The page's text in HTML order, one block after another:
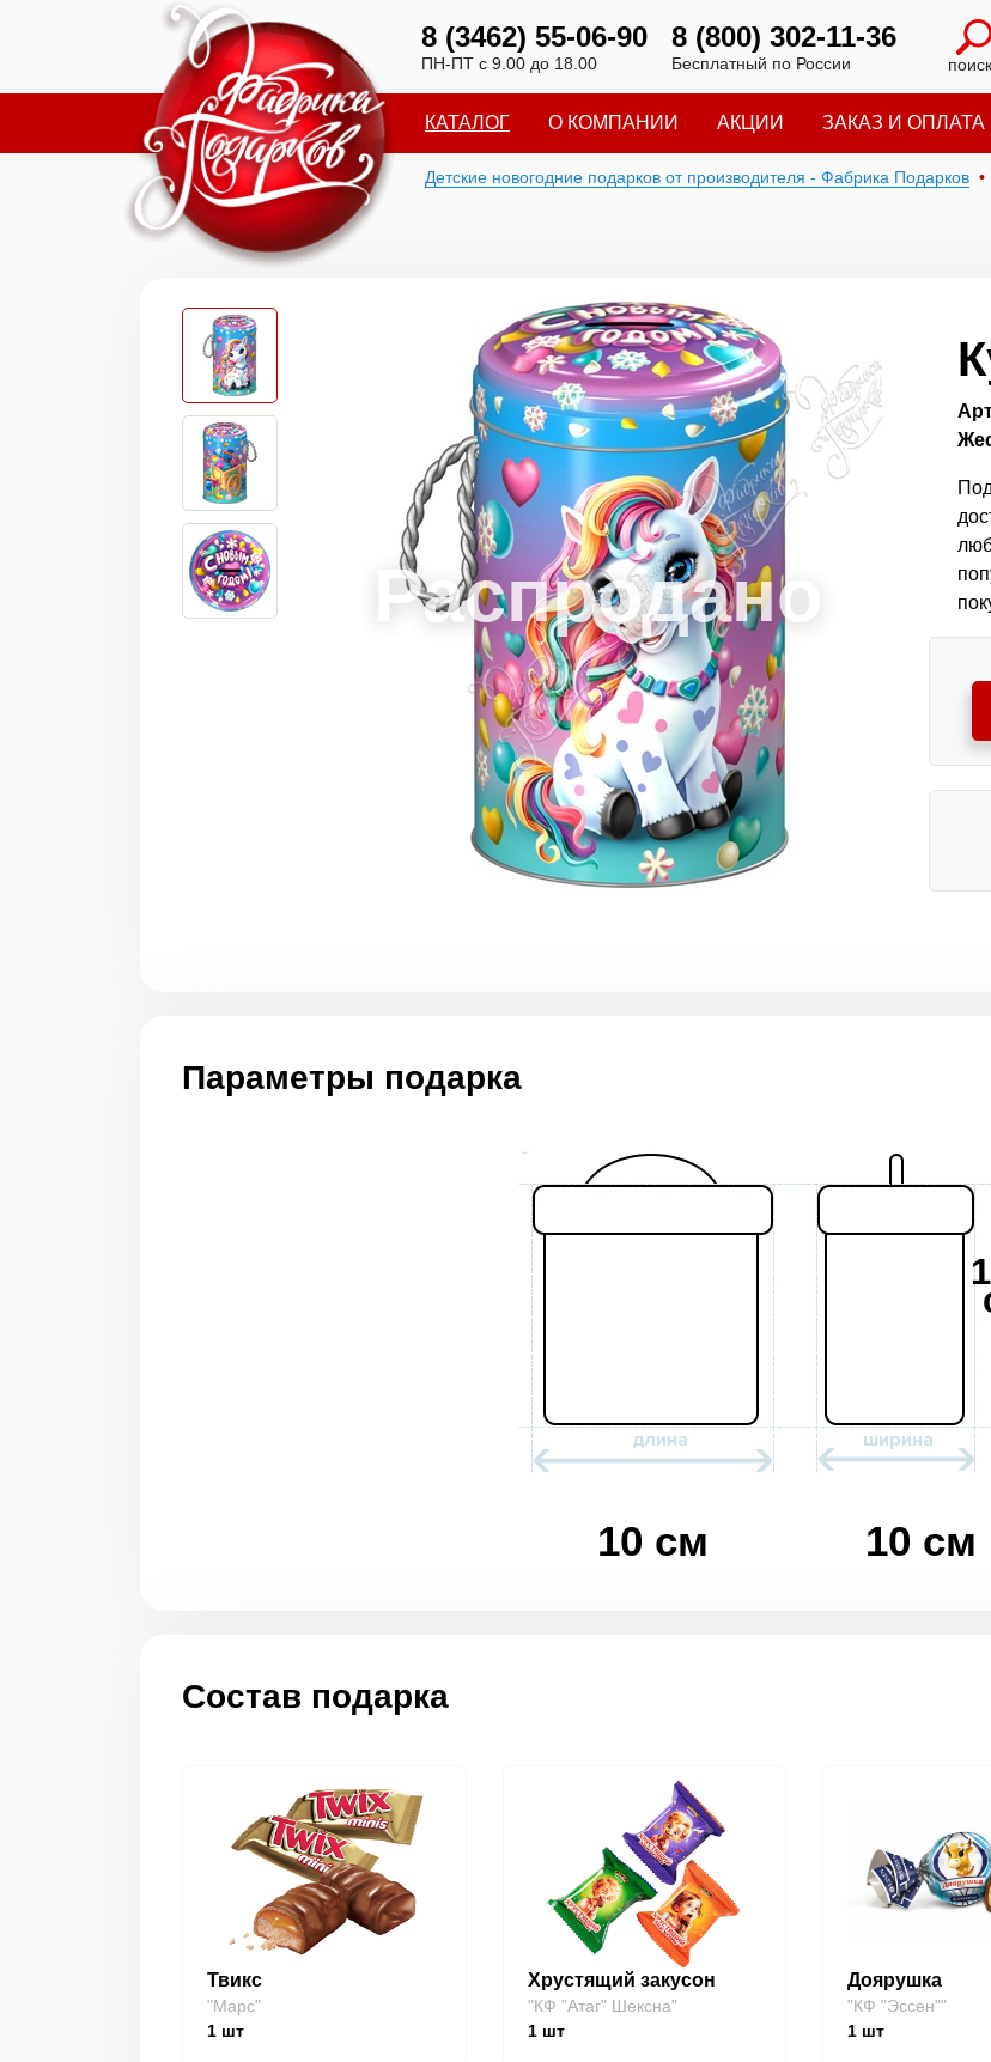
8 (3462) 55-06-90
ПН-ПТ с 9.00 до 18.00
8 (800) 302-11-36
Бесплатный по России поиск
КАТАЛОГ О КОМПАНИИ АКЦИИ ЗАКАЗ И ОПЛАТА
Детские новогодние подарков от производителя - Фабрика Подарков
Параметры подарка
10 см 10 см
Состав подарка
Твикс
"Марс"
1 шт
Хрустящий закусон
"КФ "Атаг" Шексна"
1шт
Доярушка
"КФ "Эссен""
1 шт